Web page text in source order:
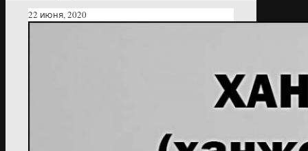
22 июня, 2020